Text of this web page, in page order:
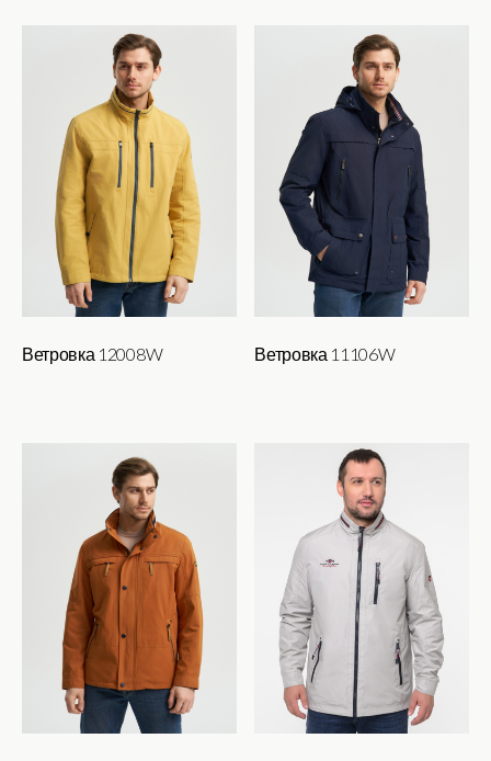
Ветровка 12008W Ветровка 11106W